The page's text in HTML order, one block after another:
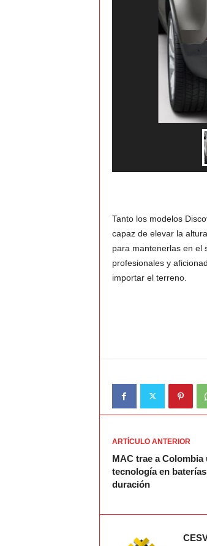
a
Tanto los modelos
capaz de elevar la
para mantenerlas en el
profesionales y
importar el terreno.
ARTÍCULO ANTERIOR
MAC trae a Colombia
tecnología en
duración